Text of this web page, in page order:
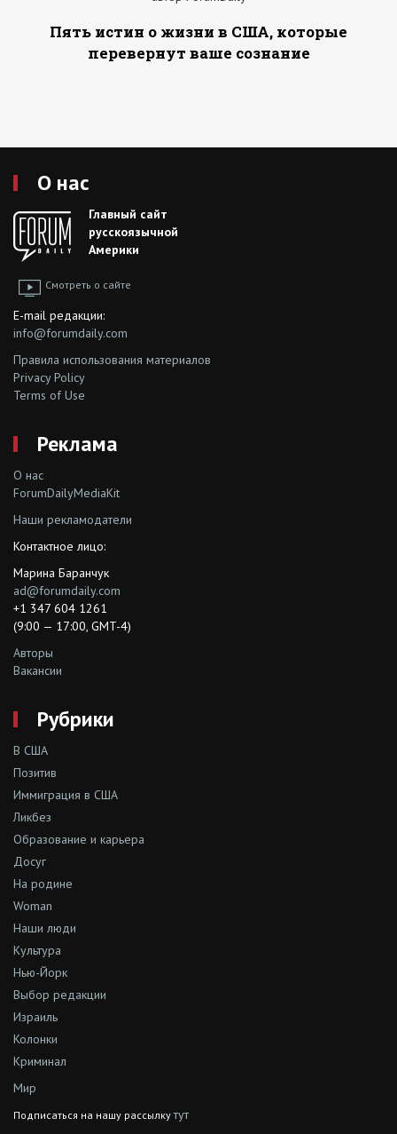
Пять истин о жизни в США, которые
перевернут ваше сознание
О нас
Главный сайт
русскоязычной
Америки
Смотреть о сайте
E-mail редакции:
info@forumdaily.com
Правила использования материалов
Privacy Policy
Terms of Use
Реклама
О нас
ForumDailyMediaKit
Наши рекламодатели
Контактное лицо:
Марина Баранчук
ad@forumdaily.com
+1 347 604 1261
(9:00 — 17:00, GMT-4)
Авторы
Вакансии
Рубрики
В США
Позитив
Иммиграция в США
Ликбез
Образование и карьера
Досуг
На родине
Woman
Наши люди
Культура
Нью-Йорк
Выбор редакции
Израиль
Колонки
Криминал
Мир
Подписаться на нашу рассылкутут